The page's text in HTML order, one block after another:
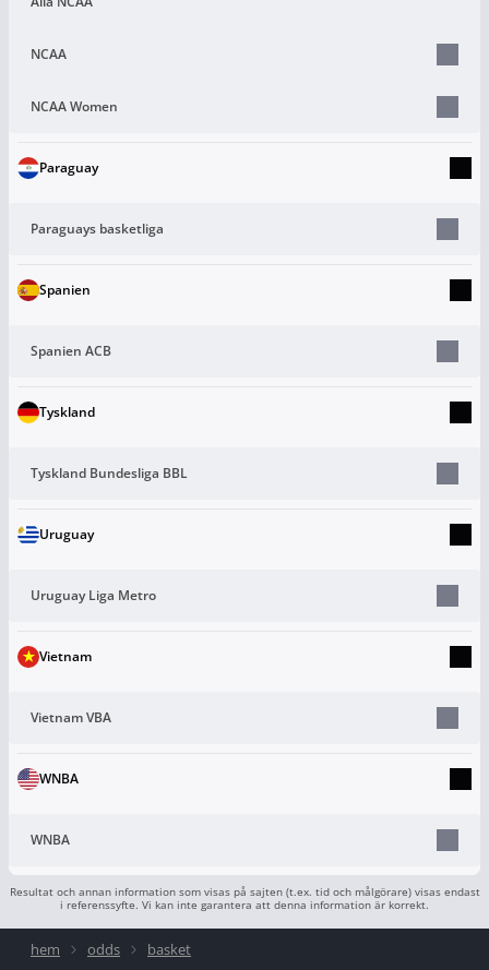
NCAA
NCAA Women
Paraguay
Paraguays basketliga
Spanien
Spanien ACB
Tyskland
Tyskland Bundesliga BBL
Uruguay
Uruguay Liga Metro
Vietnam
Vietnam VBA
WNBA
WNBA
Resultat och annan information som visas på sajten (t.ex. tid och målgörare) visas endast
i referenssyfte. Vi kan inte garantera att denna information är korrekt.
hem odds basket